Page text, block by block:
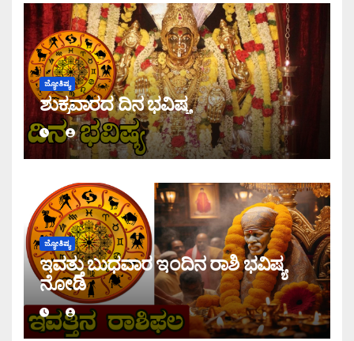
ಜ್ಯೋತಿಷ್ಯ
ಶುಕ್ರವಾರದ ದಿನ ಭವಿಷ್ಯ
ಜ್ಯೋತಿಷ್ಯ
ಇವತ್ತು ಬುಧವಾರ ಇಂದಿನ ರಾಶಿ ಭವಿಷ್ಯ
ನೋಡಿ